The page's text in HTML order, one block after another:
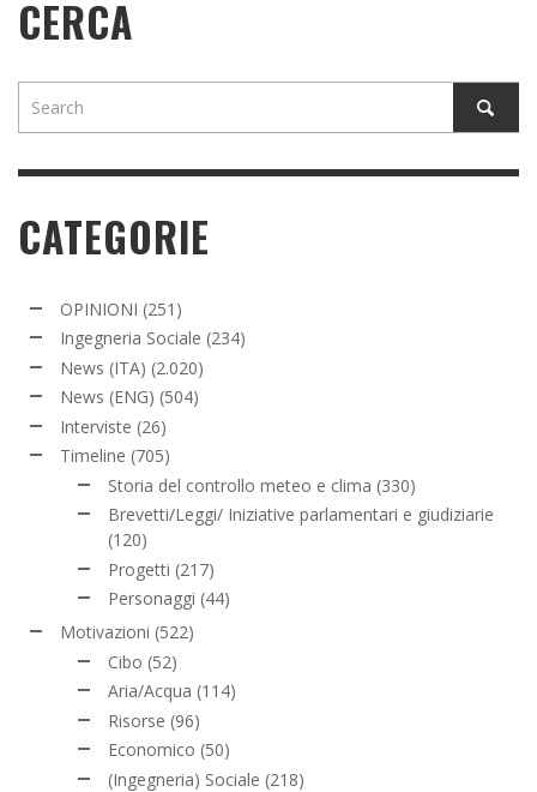
CERCA
CATEGORIE
OPINIONI (251)
Ingegneria Sociale (234)
News (ITA) (2.020)
News (ENG) (504)
Interviste (26)
Timeline (705)
Storia del controllo meteo e clima (330)
Brevetti/Leggi/ Iniziative parlamentari e giudiziarie
(120)
Progetti (217)
Personaggi (44)
Motivazioni (522)
Cibo (52)
Aria/Acqua (114)
Risorse (96)
Economico (50)
(Ingegneria) Sociale (218)